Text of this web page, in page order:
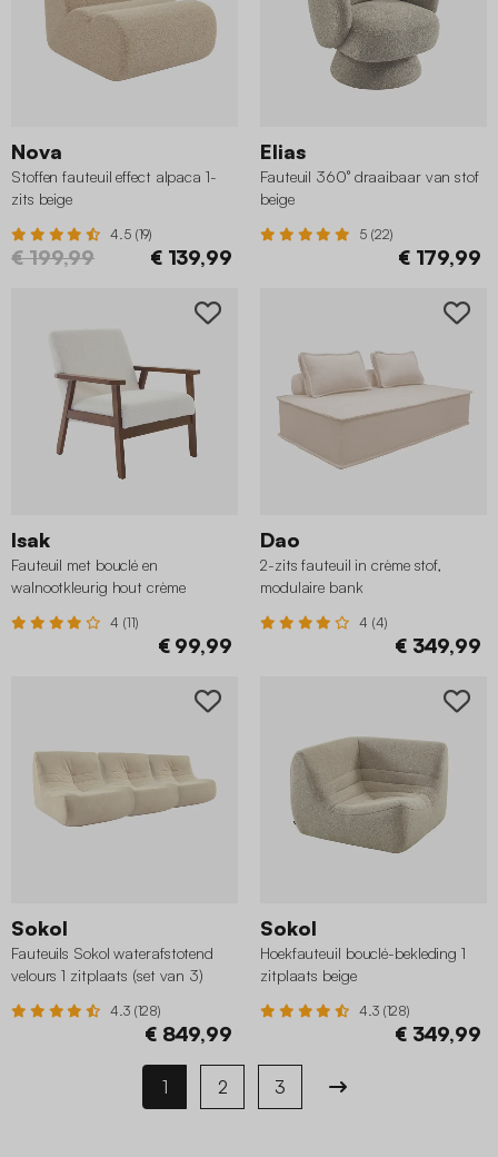
Nova
Stoffen fauteuil effect alpaca 1-
zits beige
4.5 (19)
€ 199,99 € 139,99
Elias
Fauteuil 360° draaibaar van stof
beige
5 (22)
€ 179,99
Isak
Fauteuil met bouclé en
walnootkleurig hout crème
4 (11)
€ 99,99
Dao
2-zits fauteuil in crème stof,
modulaire bank
4 (4)
€ 349,99
Sokol
Fauteuils Sokol waterafstotend
velours 1 zitplaats (set van 3)
4.3 (128)
€ 849,99
Sokol
Hoekfauteuil bouclé-bekleding 1
zitplaats beige
4.3 (128)
€ 349,99
1 2 3